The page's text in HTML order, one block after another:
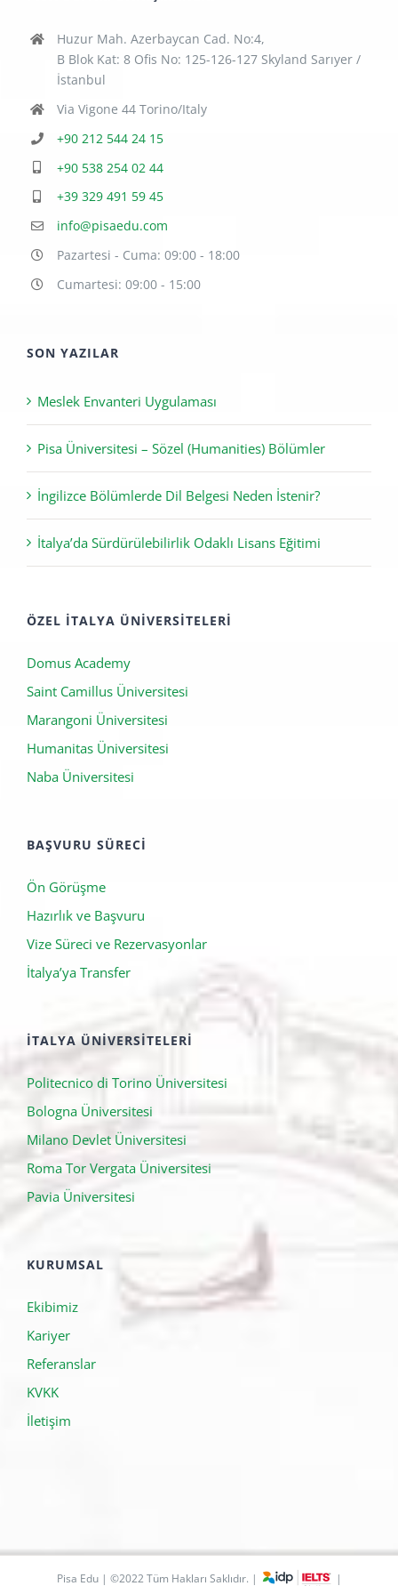
Huzur Mah. Azerbaycan Cad. No:4,
B Blok Kat: 8 Ofis No: 125-126-127 Skyland Sarıyer /
İstanbul
Via Vigone 44 Torino/Italy
+90 212 544 24 15
+90 538 254 02 44
+39 329 491 59 45
info@pisaedu.com
Pazartesi - Cuma: 09:00 - 18:00
Cumartesi: 09:00 - 15:00
SON YAZILAR
Meslek Envanteri Uygulaması
Pisa Üniversitesi – Sözel (Humanities) Bölümler
İngilizce Bölümlerde Dil Belgesi Neden İstenir?
İtalya’da Sürdürülebilirlik Odaklı Lisans Eğitimi
ÖZEL İTALYA ÜNIVERSITELERI
Domus Academy
Saint Camillus Üniversitesi
Marangoni Üniversitesi
Humanitas Üniversitesi
Naba Üniversitesi
BAŞVURU SÜRECI
Ön Görüşme
Hazırlık ve Başvuru
Vize Süreci ve Rezervasyonlar
İtalya’ya Transfer
İTALYA ÜNIVERSITELERI
Politecnico di Torino Üniversitesi
Bologna Üniversitesi
Milano Devlet Üniversitesi
Roma Tor Vergata Üniversitesi
Pavia Üniversitesi
KURUMSAL
Ekibimiz
Kariyer
Referanslar
KVKK
İletişim
Pisa Edu | ©2022 Tüm Hakları Saklıdır. | |